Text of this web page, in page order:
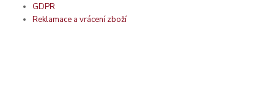
GDPR
Reklamace a vrácení zboží